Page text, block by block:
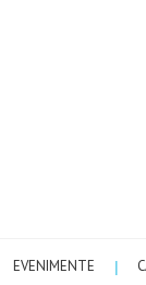
EVENIMENTE